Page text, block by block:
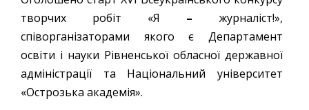
творчих робіт «Я – журналіст!»,
співорганізаторами якого є Департамент
освіти і науки Рівненської обласної державної
адміністрації та Національний університет
«Острозька академія».